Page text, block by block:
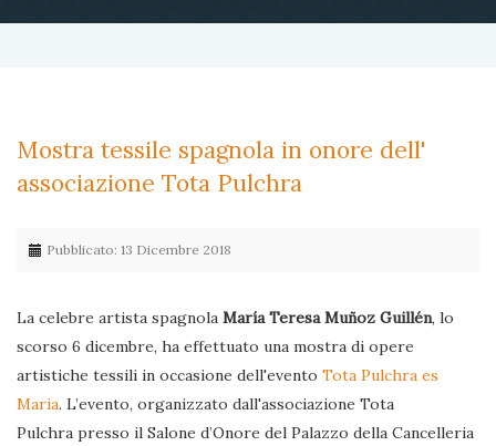
Mostra tessile spagnola in onore dell'
associazione Tota Pulchra
Pubblicato: 13 Dicembre 2018
La celebre artista spagnola María Teresa Muñoz Guillén, lo
scorso 6 dicembre, ha effettuato una mostra di opere
artistiche tessili in occasione dell'evento Tota Pulchra es
Maria. L’evento, organizzato dall'associazione Tota
Pulchra presso il Salone d’Onore del Palazzo della Cancelleria